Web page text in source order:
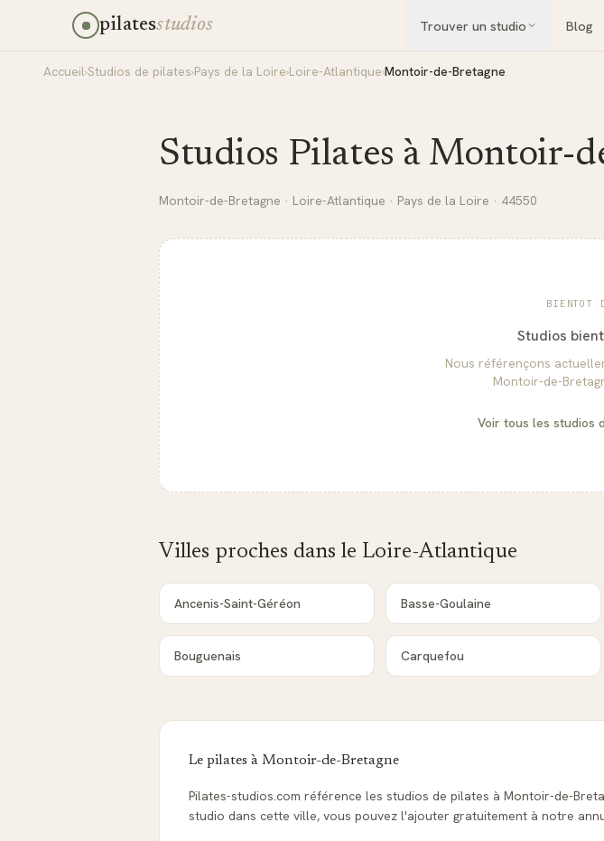
pilatesstudios Trouver un studio Blog
Accueil›Studios de pilates›Pays de la Loire›Loire-Atlantique›Montoir-de-Bretagne
Studios Pilates à Montoir-
Montoir-de-Bretagne · Loire-Atlantique · Pays de la Loire · 44550
BIENTOT
Studios
Nous référençons
Montoir-de-
Voir tous les studios
Villes proches dans le Loire-Atlantique
Ancenis-Saint-Géréon Basse-Goulaine
Bouguenais Carquefou
Le pilates à Montoir-de-Bretagne
Pilates-studios.com référence les studios de pilates à Montoir-de-
studio dans cette ville, vous pouvez l'ajouter gratuitement à notre